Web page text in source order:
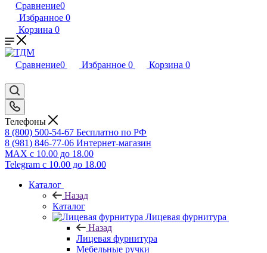
Сравнение0
Избранное 0
Корзина 0
Сравнение0 Избранное 0 Корзина 0
Телефоны
8 (800) 500-54-67 Бесплатно по РФ
8 (981) 846-77-06 Интернет-магазин
MAX с 10.00 до 18.00
Telegram с 10.00 до 18.00
Каталог
Назад
Каталог
Лицевая фурнитура
Назад
Лицевая фурнитура
Мебельные ручки